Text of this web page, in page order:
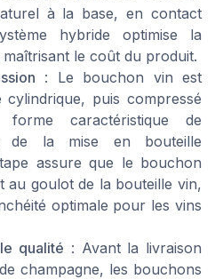
à la base, en contact
hybride optimise la
le coût du produit.
: Le bouchon vin est
puis compressé
caractéristique de
de la mise en bouteille
assure que le bouchon
au goulot de la bouteille vin,
optimale pour les vins
qualité : Avant la livraison
champagne, les bouchons